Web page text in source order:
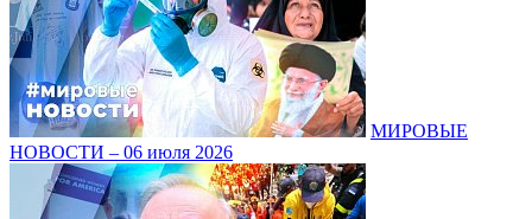
МИРОВЫЕ
НОВОСТИ – 06 июля 2026